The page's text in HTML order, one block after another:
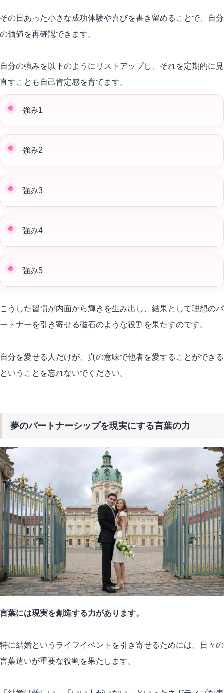
その日あった小さな成功体験や喜びを書き留めることで、自分
の価値を再確認できます。
自分の強みを以下のようにリストアップし、それを定期的に見
直すことも自己肯定感を育てます。
強み1
強み2
強み3
強み4
強み5
こうした習慣が内面から輝きを生み出し、結果として理想のパ
ートナーを引き寄せる磁石のような役割を果たすのです。
自分を愛せる人だけが、真の意味で他者を愛することができる
ということを忘れないでください。
夢のパートナーシップを現実にする言葉の力
言葉には現実を創造する力があります。
特に結婚というライフイベントを引き寄せるためには、日々の
言葉遣いが重要な役割を果たします。